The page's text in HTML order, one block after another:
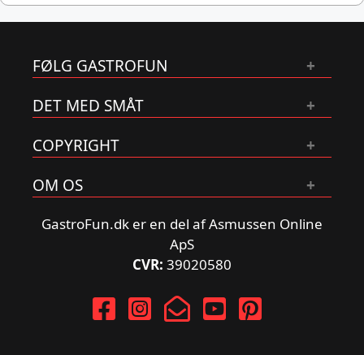
FØLG GASTROFUN
DET MED SMÅT
COPYRIGHT
OM OS
GastroFun.dk er en del af Asmussen Online
ApS
CVR: 39020580